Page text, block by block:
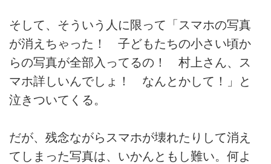
そして、そういう人に限って「スマホの写真
が消えちゃった！ 子どもたちの小さい頃か
らの写真が全部入ってるの！ 村上さん、ス
マホ詳しいんでしょ！ なんとかして！」と
泣きついてくる。
だが、残念ながらスマホが壊れたりして消え
てしまった写真は、いかんともし難い。何よ